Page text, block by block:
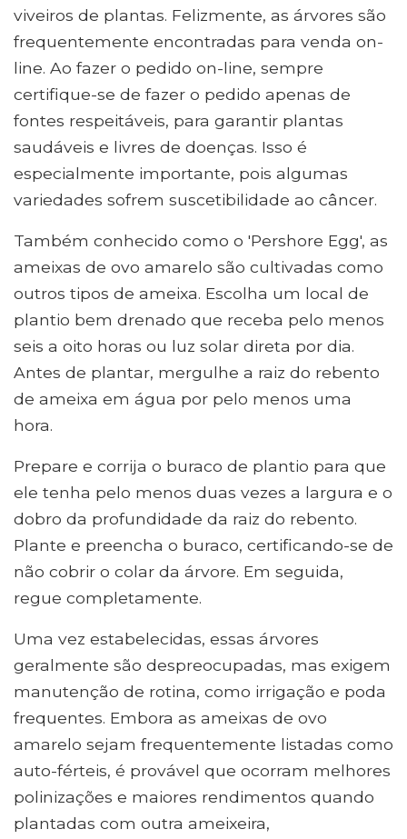
viveiros de plantas. Felizmente, as árvores são
frequentemente encontradas para venda on-
line. Ao fazer o pedido on-line, sempre
certifique-se de fazer o pedido apenas de
fontes respeitáveis, para garantir plantas
saudáveis ​​e livres de doenças. Isso é
especialmente importante, pois algumas
variedades sofrem suscetibilidade ao câncer.
Também conhecido como o 'Pershore Egg', as
ameixas de ovo amarelo são cultivadas como
outros tipos de ameixa. Escolha um local de
plantio bem drenado que receba pelo menos
seis a oito horas ou luz solar direta por dia.
Antes de plantar, mergulhe a raiz do rebento
de ameixa em água por pelo menos uma
hora.
Prepare e corrija o buraco de plantio para que
ele tenha pelo menos duas vezes a largura e o
dobro da profundidade da raiz do rebento.
Plante e preencha o buraco, certificando-se de
não cobrir o colar da árvore. Em seguida,
regue completamente.
Uma vez estabelecidas, essas árvores
geralmente são despreocupadas, mas exigem
manutenção de rotina, como irrigação e poda
frequentes. Embora as ameixas de ovo
amarelo sejam frequentemente listadas como
auto-férteis, é provável que ocorram melhores
polinizações e maiores rendimentos quando
plantadas com outra ameixeira,